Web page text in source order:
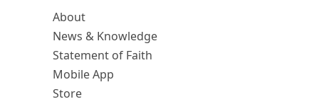
About
News & Knowledge
Statement of Faith
Mobile App
Store